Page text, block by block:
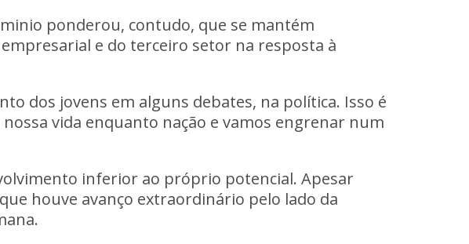
ponderou, contudo, que se mantém
e do terceiro setor na resposta à
dos jovens em alguns debates, na política. Isso é
vida enquanto nação e vamos engrenar num
inferior ao próprio potencial. Apesar
houve avanço extraordinário pelo lado da